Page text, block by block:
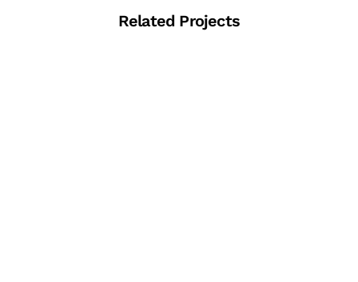
Related Projects